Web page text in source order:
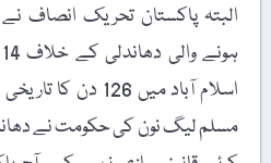
اسلام آباد میں 126 دن
مسلم لیگ نون کی حکومت نے